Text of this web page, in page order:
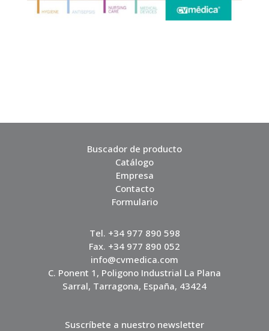
Buscador de producto
Catálogo
Empresa
Contacto
Formulario
Tel. +34 977 890 598
Fax. +34 977 890 052
info@cvmedica.com
C. Ponent 1, Poligono Industrial La Plana
Sarral, Tarragona, España, 43424
Suscríbete a nuestro newsletter